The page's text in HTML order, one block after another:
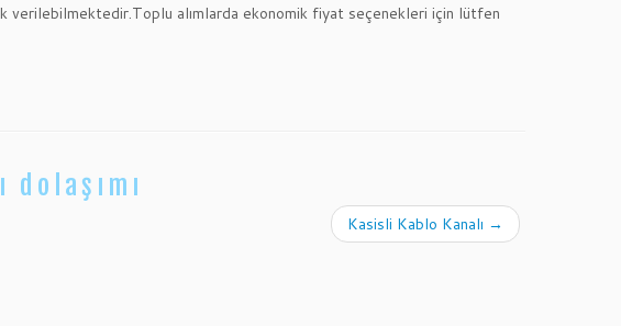
verilebilmektedir.Toplu alımlarda ekonomik fiyat seçenekleri için lütfen
dolaşımı
Kasisli Kablo Kanalı →